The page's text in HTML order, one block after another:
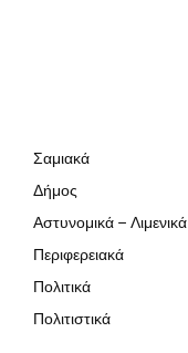
Σαμιακά
Δήμος
Αστυνομικά – Λιμενικά
Περιφερειακά
Πολιτικά
Πολιτιστικά